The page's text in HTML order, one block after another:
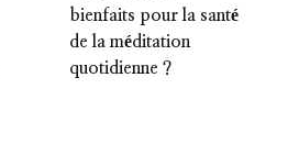
bienfaits pour la santé
de la méditation
quotidienne ?